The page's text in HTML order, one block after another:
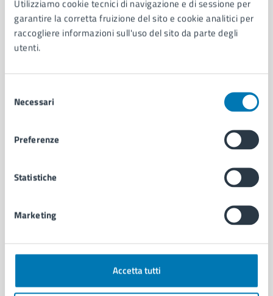
Utilizziamo cookie tecnici di navigazione e di sessione per
garantire la corretta fruizione del sito e cookie analitici per
raccogliere informazioni sull'uso del sito da parte degli
utenti.
delNecessari
Preferenze
Statistiche
Marketing
Accetta tutti
Aree amministrative
Organi di governo
Municipalità
Uffici
Personale amministrativo
Ambiente
Autorizzazioni
Educazione e formazione
Giustizia e sicurezza pubblica
Imprese e commercio